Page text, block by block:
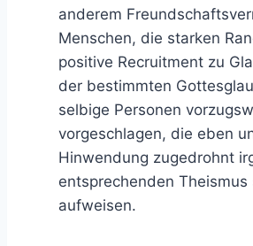
anderem
Menschen, die starken
positive Recruitment zu
der bestimmten
selbige Personen
vorgeschlagen, die eben
Hinwendung zugedrohnt
entsprechenden Theismus
aufweisen.